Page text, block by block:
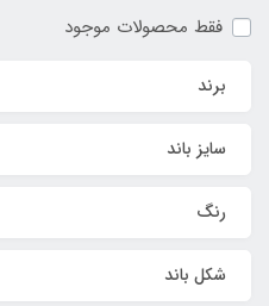
فقط محصولات موجود
برند
سایز باند
رنگ
شکل باند